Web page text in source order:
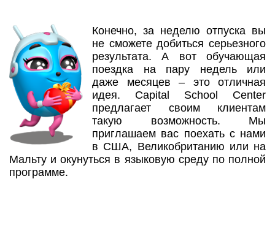
Конечно, за неделю отпуска вы
не сможете добиться серьезного
результата. А вот обучающая
поездка на пару недель или
даже месяцев – это отличная
идея. Capital School Center
предлагает своим клиентам
такую возможность. Мы
приглашаем вас поехать с нами
в США, Великобританию или на
Мальту и окунуться в языковую среду по полной
программе.